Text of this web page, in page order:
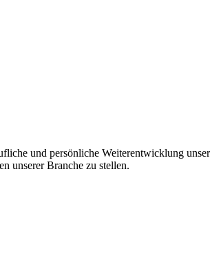
und persönliche Weiterentwicklung
unserer Branche zu stellen.